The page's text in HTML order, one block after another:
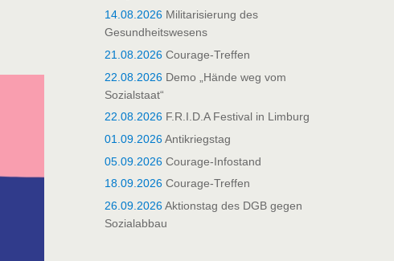
14.08.2026Militarisierung des
Gesundheitswesens
21.08.2026Courage-Treffen
22.08.2026Demo „Hände weg vom
Sozialstaat“
22.08.2026F.R.I.D.A Festival in Limburg
01.09.2026Antikriegstag
05.09.2026Courage-Infostand
18.09.2026Courage-Treffen
26.09.2026Aktionstag des DGB gegen
Sozialabbau